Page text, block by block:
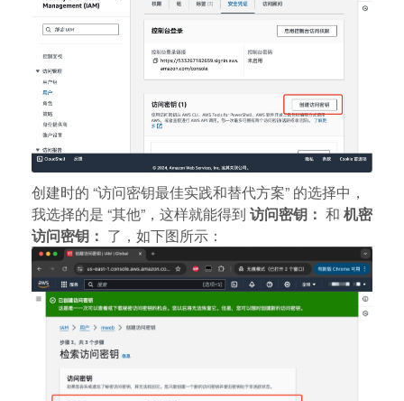
创建时的 “访问密钥最佳实践和替代方案” 的选择中，
我选择的是 “其他”，这样就能得到 访问密钥： 和 机密
访问密钥： 了，如下图所示：